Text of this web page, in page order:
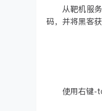
从靶机服
码，并将黑客
使用右键-